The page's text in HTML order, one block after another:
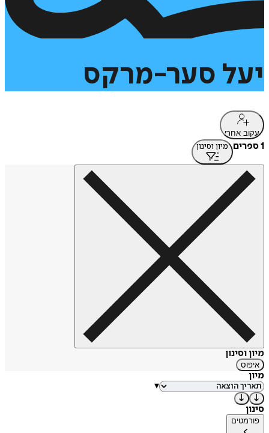
יעל סער-מרקס
עקוב אחרי
1 ספרים מיון וסינון
מיון וסינון
איפוס
מיון
▾
סינון
פורמטים